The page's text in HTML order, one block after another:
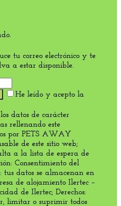
tu correo electrónico y te
a estar disponible.
He leído y acepto la
datos de carácter
rellenando este
por PETS AWAY
de este sitio web;
a la lista de espera de
Consentimiento del
tus datos se almacenan en
de alojamiento Ilertec –
de Ilertec; Derechos:
limitar o suprimir todos